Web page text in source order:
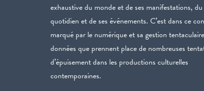
exhaustive du monde et de ses manifestations, du
quotidien et de ses événements. C’est dans ce
marqué par le numérique et sa gestion
données que prennent place de nombreuses
d’épuisement dans les productions culturelles
contemporaines.